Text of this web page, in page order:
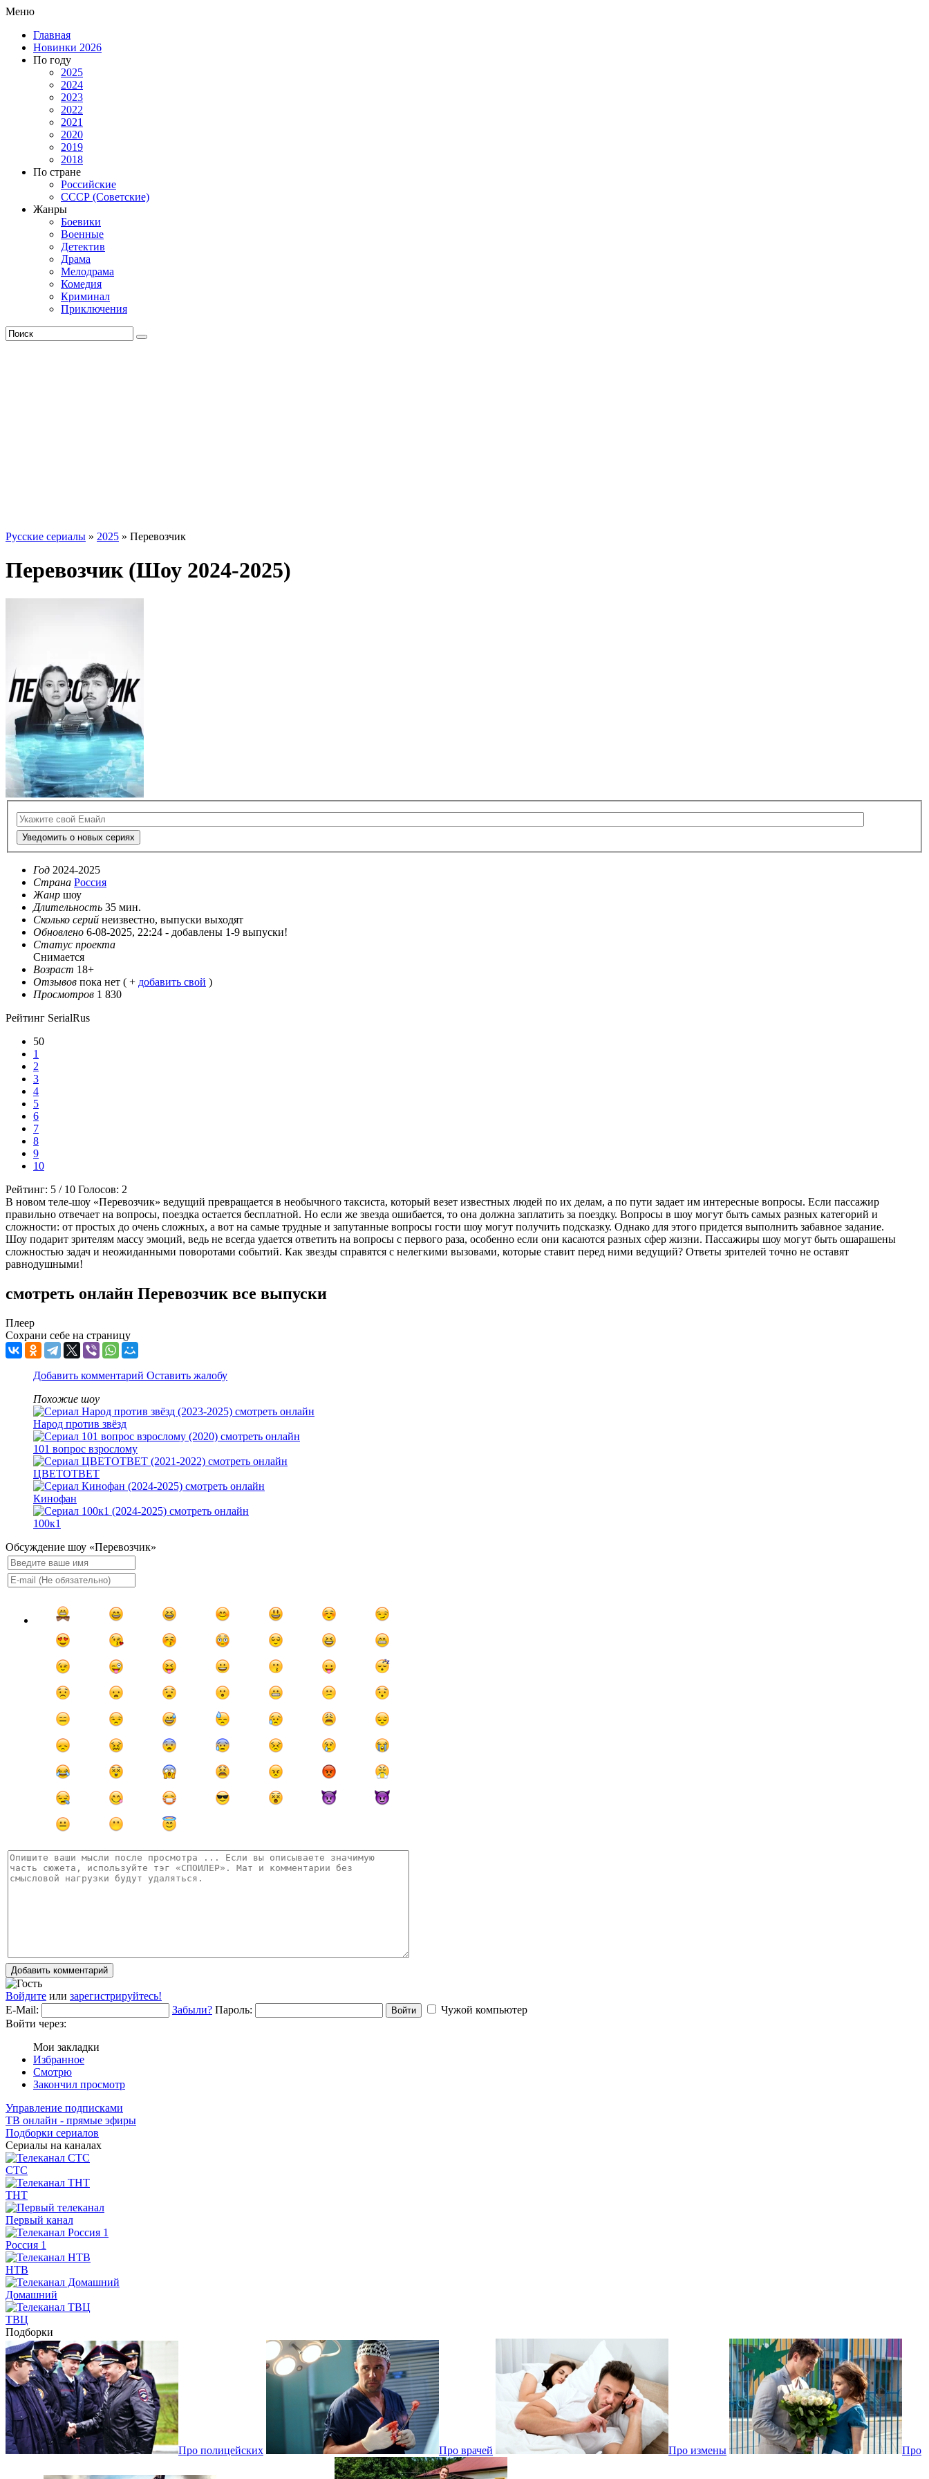
Меню
Главная
Новинки 2026
По году
2025
2024
2023
2022
2021
2020
2019
2018
По стране
Российские
СССР (Советские)
Жанры
Боевики
Военные
Детектив
Драма
Мелодрама
Комедия
Криминал
Приключения
Русские сериалы » 2025 » Перевозчик
Перевозчик (Шоу 2024-2025)
Уведомить о новых сериях
Год 2024-2025
Страна Россия
Жанр шоу
Длительность 35 мин.
Сколько серий неизвестно, выпуски выходят
Обновлено 6-08-2025, 22:24 - добавлены 1-9 выпуски!
Статус проекта
Снимается
Возраст 18+
Отзывов пока нет ( + добавить свой )
Просмотров 1 830
Рейтинг SerialRus
50
1
2
3
4
5
6
7
8
9
10
Рейтинг: 5 / 10 Голосов: 2
В новом теле-шоу «Перевозчик» ведущий превращается в необычного таксиста, который везет известных людей по их делам, а по пути задает им интересные вопросы. Если пассажир
правильно отвечает на вопросы, поездка остается бесплатной. Но если же звезда ошибается, то она должна заплатить за поездку. Вопросы в шоу могут быть самых разных категорий и
сложности: от простых до очень сложных, а вот на самые трудные и запутанные вопросы гости шоу могут получить подсказку. Однако для этого придется выполнить забавное задание.
Шоу подарит зрителям массу эмоций, ведь не всегда удается ответить на вопросы с первого раза, особенно если они касаются разных сфер жизни. Пассажиры шоу могут быть ошарашены
сложностью задач и неожиданными поворотами событий. Как звезды справятся с нелегкими вызовами, которые ставит перед ними ведущий? Ответы зрителей точно не оставят
равнодушными!
смотреть онлайн Перевозчик все выпуски
Плеер
Сохрани себе на страницу
Добавить комментарий Оставить жалобу
Похожие шоу
Народ против звёзд
101 вопрос взрослому
ЦВЕТОТВЕТ
Кинофан
100к1
Обсуждение шоу «Перевозчик»
Добавить комментарий
Войдите или зарегистрируйтесь!
E-Mail:
Забыли? Пароль: Войти
Чужой компьютер
Войти через:
Мои закладки
Избранное
Смотрю
Закончил просмотр
Управление подписками
ТВ онлайн - прямые эфиры
Подборки сериалов
Сериалы на каналах
СТС
ТНТ
Первый канал
Россия 1
НТВ
Домашний
ТВЦ
Подборки
Про полицейских Про врачей Про измены Про